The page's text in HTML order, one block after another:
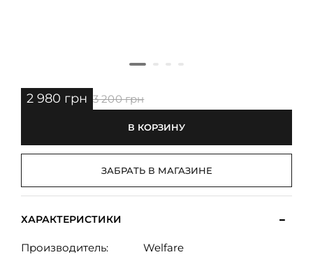
2 980 грн 3 200 грн
В КОРЗИНУ
ЗАБРАТЬ В МАГАЗИНЕ
ХАРАКТЕРИСТИКИ
Производитель:
Welfare